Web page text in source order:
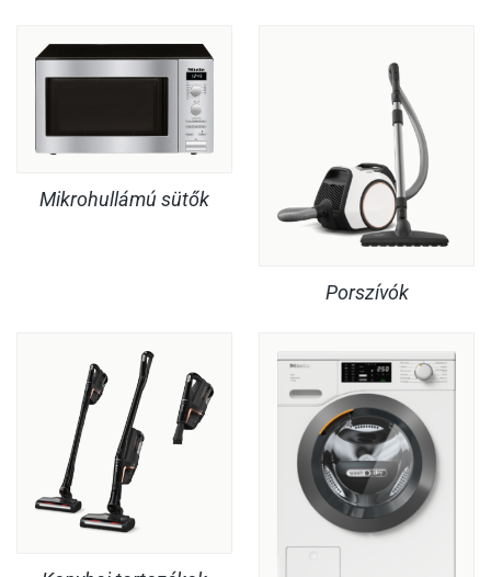
Mikrohullámú sütők
Porszívók